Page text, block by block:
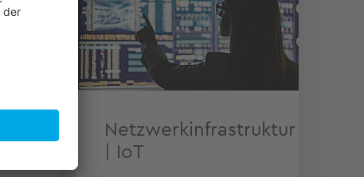
Netzwerkinfrastruktur
| IoT